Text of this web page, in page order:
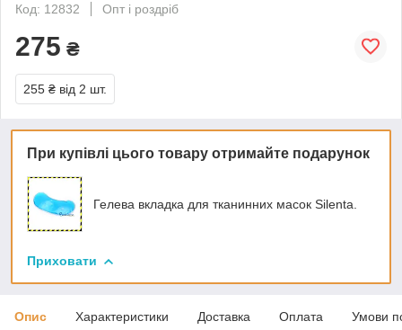
Код: 12832
Опт і роздріб
275 ₴
255 ₴ від 2 шт.
При купівлі цього товару отримайте подарунок
Гелева вкладка для тканинних масок Silenta.
Приховати
Опис Характеристики Доставка Оплата Умови